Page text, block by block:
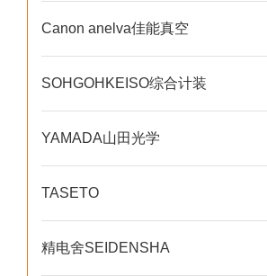
Canon anelva佳能真空
SOHGOHKEISO综合计装
YAMADA山田光学
TASETO
精电舍SEIDENSHA